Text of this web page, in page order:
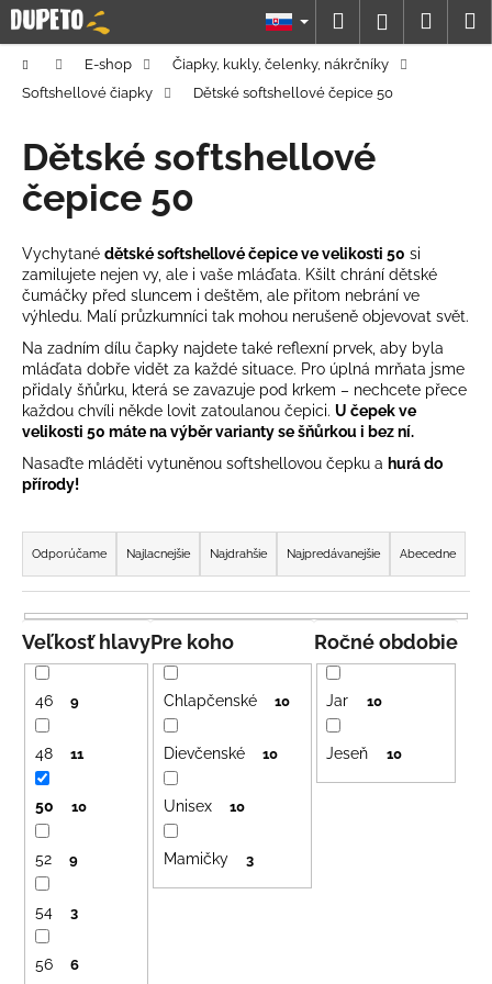
Prejsť
na
obsah
Hľadať
DomovE-shop
Čiapky, kukly, čelenky, nákrčníky
Softshellové čiapky
Dětské softshellové čepice 50
Dětské softshellové
čepice 50
Vychytané dětské softshellové čepice ve velikosti 50 si
zamilujete nejen vy, ale i vaše mláďata. Kšilt chrání dětské
čumáčky před sluncem i deštěm, ale přitom nebrání ve
výhledu. Malí průzkumníci tak mohou nerušeně objevovat svět.
Na zadním dílu čapky najdete také reflexní prvek, aby byla
mláďata dobře vidět za každé situace. Pro úplná mrňata jsme
přidaly šňůrku, která se zavazuje pod krkem – nechcete přece
každou chvíli někde lovit zatoulanou čepici. U čepek ve
velikosti 50 máte na výběr varianty se šňůrkou i bez ní.
Nasaďte mláděti vytuněnou softshellovou čepku a hurá do
přírody!
R
a
d
e
n
i
e
p
o
d
u
o
Odporúčame Najlacnejšie Najdrahšie Najpredávanejšie Abecedne
Pre koho
Chlapčenské 10
Dievčenské 10
Unisex 10
Mamičky 3
Ročné obdobie
Jar 10
Jeseň 10
Veľkosť hlavy
46 9
48 11
50 10
52 9
54 3
56 6
K
o
o
p
o
r
e
b
u
j
e
t
e
n
s
ť
?
HĽADAŤ
O
d
p